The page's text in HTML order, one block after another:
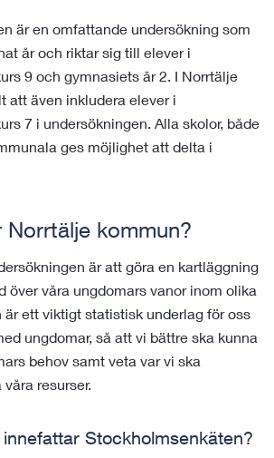
är en omfattande undersökning som
år och riktar sig till elever i
9 och gymnasiets år 2. I Norrtälje
att även inkludera elever i
7 i undersökningen. Alla skolor, både
ges möjlighet att delta i
Norrtälje kommun?
är att göra en kartläggning
över våra ungdomars vanor inom olika
är ett viktigt statistisk underlag för oss
ungdomar, så att vi bättre ska kunna
behov samt veta var vi ska
resurser.
Stockholmsenkäten?